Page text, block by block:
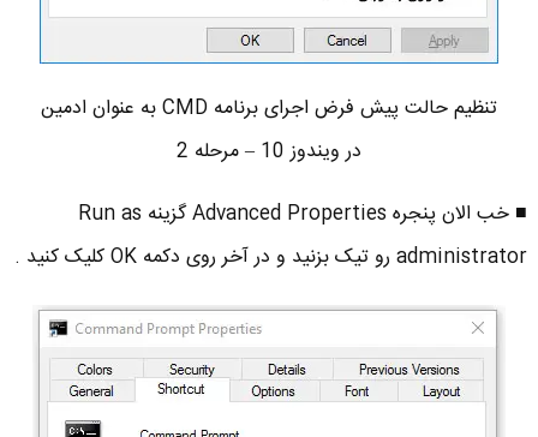
تنظیم حالت پیش فرض اجرای برنامه CMD به عنوان ادمین
در ویندوز 10 – مرحله 2
■ خب الان پنجره Advanced Properties گزینه Run as
administrator رو تیک بزنید و در آخر روی دکمه OK کلیک کنید .